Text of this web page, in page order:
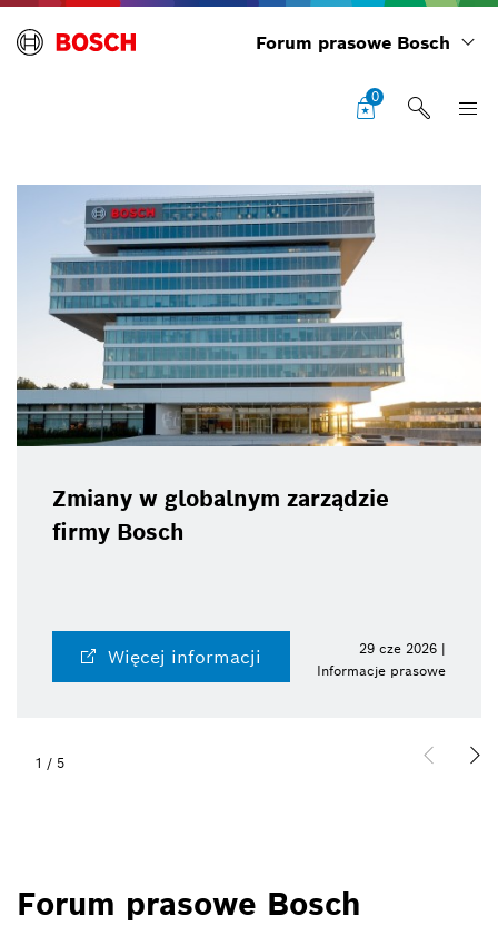
Forum prasowe Bosch
0
Zmiany w globalnym zarządzie
firmy Bosch
Więcej informacji
29 cze 2026 |
Informacje prasowe
1 / 5
Forum prasowe Bosch